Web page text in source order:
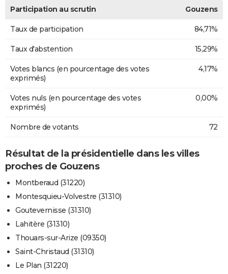
Participation au scrutin Gouzens
Taux de participation 84,71%
Taux d'abstention 15,29%
Votes blancs (en pourcentage des votes
exprimés)
4,17%
Votes nuls (en pourcentage des votes
exprimés)
0,00%
Nombre de votants 72
Résultat de la présidentielle dans les villes
proches de Gouzens
Montberaud (31220)
Montesquieu-Volvestre (31310)
Goutevernisse (31310)
Lahitère (31310)
Thouars-sur-Arize (09350)
Saint-Christaud (31310)
Le Plan (31220)